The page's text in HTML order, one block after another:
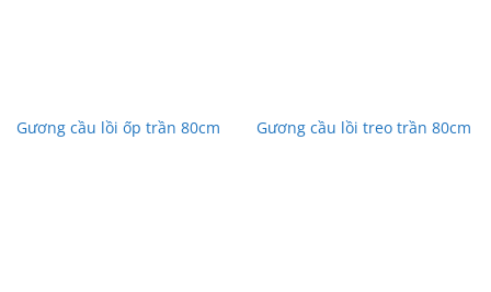
Gương cầu lồi ốp trần 80cm Gương cầu lồi treo trần 80cm